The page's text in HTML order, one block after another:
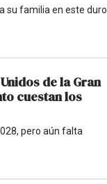
su familia en este duro
de la Gran
cuestan los
pero aún falta